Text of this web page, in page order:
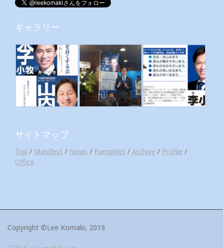
ギャラリー
サイトマップ
Top / Manifest / News / Pamphlet / Archive / Profile /
Office
Copyright ©Lee Komaki, 2019